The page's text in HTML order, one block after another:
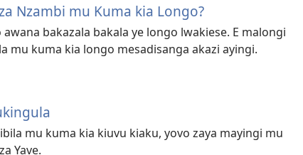
Nzambi mu Kuma kia Longo?
bakazala bakala ye longo lwakiese. E malongi
mu kuma kia longo mesadisanga akazi ayingi.
mu kuma kia kiuvu kiaku, yovo zaya mayingi mu
Yave.